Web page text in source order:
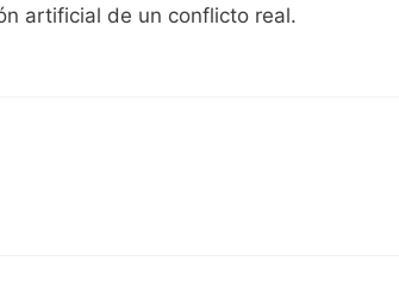
artificial de un conflicto real.